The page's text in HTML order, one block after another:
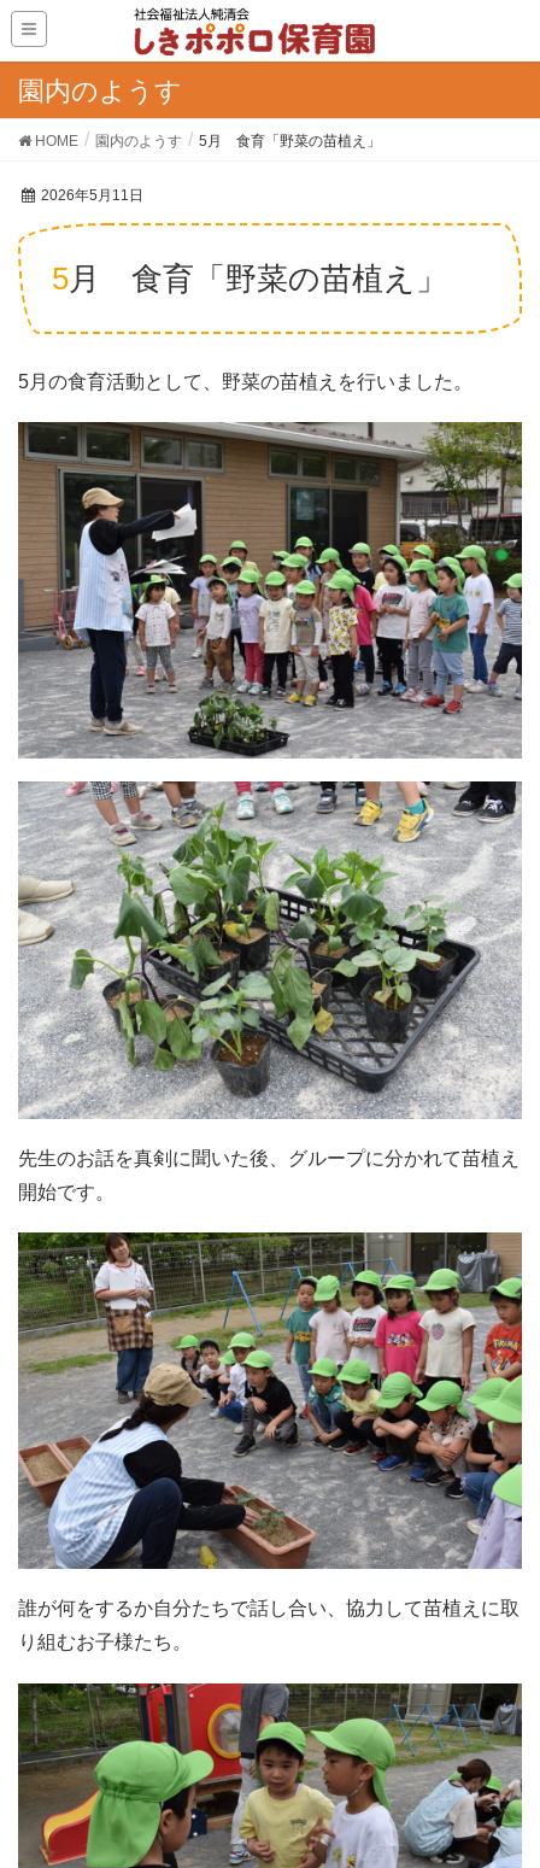
園内のようす
HOME 園内のようす 5月 食育「野菜の苗植え」
2026年5月11日
5月 食育「野菜の苗植え」
5月の食育活動として、野菜の苗植えを行いました。
先生のお話を真剣に聞いた後、グループに分かれて苗植え
開始です。
誰が何をするか自分たちで話し合い、協力して苗植えに取
り組むお子様たち。